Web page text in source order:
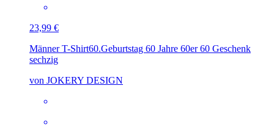
23,99 €
Männer T-Shirt60.Geburtstag 60 Jahre 60er 60 Geschenk
sechzig
von JOKERY DESIGN